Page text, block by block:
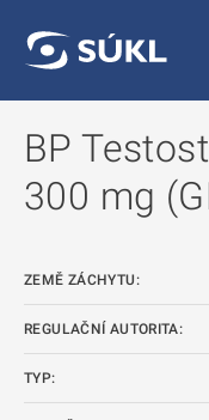
BP
300 mg
ZEMĚ ZÁCHYTU:
REGULAČNÍ AUTORITA:
TYP: